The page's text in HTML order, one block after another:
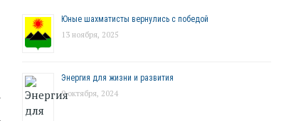
Юные шахматисты вернулись с победой
13 ноября, 2025
Энергия для жизни и развития
9 октября, 2024